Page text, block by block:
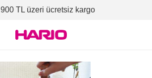
900 TL üzeri ücretsiz kargo